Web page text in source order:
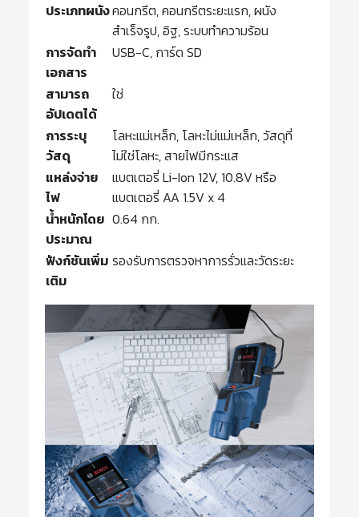
ประเภทผนังคอนกรีต, คอนกรีตระยะแรก, ผนัง
สำเร็จรูป, อิฐ, ระบบทำความร้อน
การจัดทำ
เอกสาร
USB-C, การ์ด SD
สามารถ
อัปเดตได้
ใช่
การระบุ
วัสดุ
โลหะแม่เหล็ก, โลหะไม่แม่เหล็ก, วัสดุที่
ไม่ใช่โลหะ, สายไฟมีกระแส
แหล่งจ่าย
ไฟ
แบตเตอรี่ Li-Ion 12V, 10.8V หรือ
แบตเตอรี่ AA 1.5V x 4
น้ำหนักโดย
ประมาณ
0.64 กก.
ฟังก์ชันเพิ่ม
เติม
รองรับการตรวจหาการรั่วและวัดระยะ